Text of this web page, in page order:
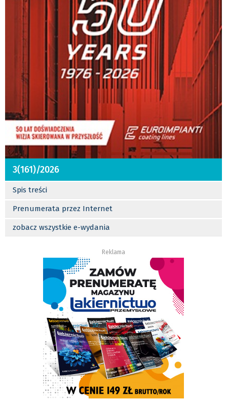
3(161)/2026
Spis treści
Prenumerata przez Internet
zobacz wszystkie e-wydania
Reklama